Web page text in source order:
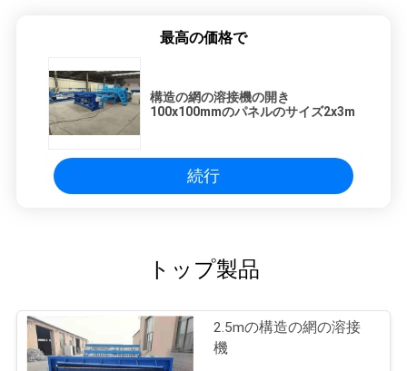
最高の価格で
構造の網の溶接機の開き
100x100mmのパネルのサイズ2x3m
続行
トップ製品
2.5mの構造の網の溶接
機